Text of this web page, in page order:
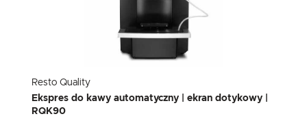
Resto Quality
Ekspres do kawy automatyczny | ekran dotykowy |
RQK90